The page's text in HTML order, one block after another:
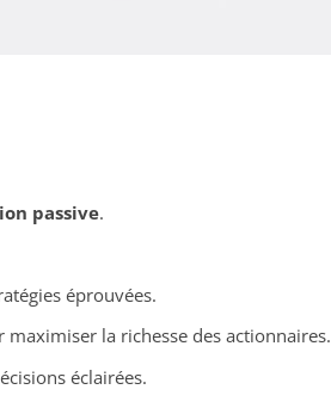
passive.
éprouvées.
la richesse des actionnaires.
éclairées.